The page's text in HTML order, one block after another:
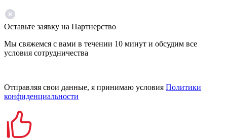
Оставьте заявку на Партнерство
Мы свяжемся с вами в течении 10 минут и обсудим все
условия сотрудничества
Отправляя свои данные, я принимаю условия Политики
конфиденциальности